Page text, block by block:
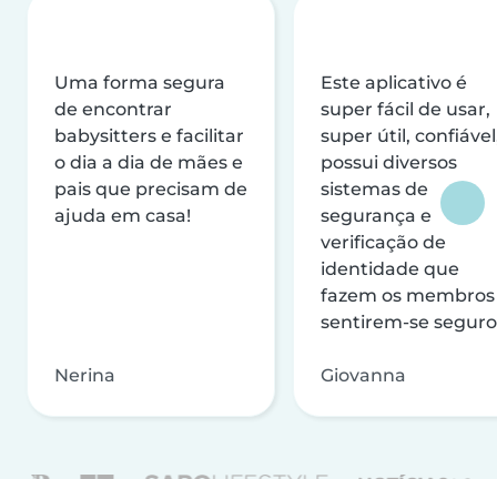
Uma forma segura
de encontrar
babysitters e facilitar
o dia a dia de mães e
pais que precisam de
ajuda em casa!
Nerina
Este aplicativo é
super fácil de usar,
super útil,
possui diversos
sistemas de
segurança e
verificação de
identidade que
fazem os membros
sentirem-se
Giovanna